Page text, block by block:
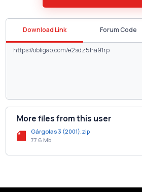
Download Link Forum Code
More files from this user
Gárgolas 3 (2001).zip
77.6 Mb